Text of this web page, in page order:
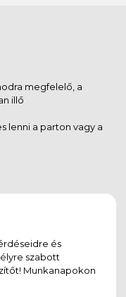
megfelelő, a
illő
lenni a parton vagy a
és
szabott
Munkanapokon